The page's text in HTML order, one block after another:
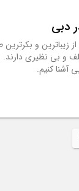
دبی
و
بی نظیری دارند.
آشنا کنیم.